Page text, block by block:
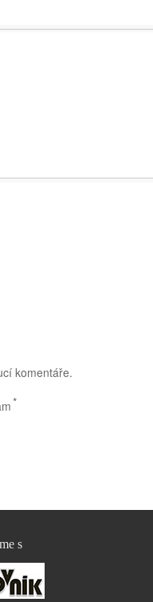
komentáře.
*
s